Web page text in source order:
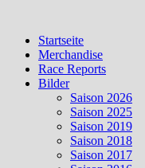
contentStartseite
Merchandise
Race Reports
Bilder
Saison 2026
Saison 2025
Saison 2019
Saison 2018
Saison 2017